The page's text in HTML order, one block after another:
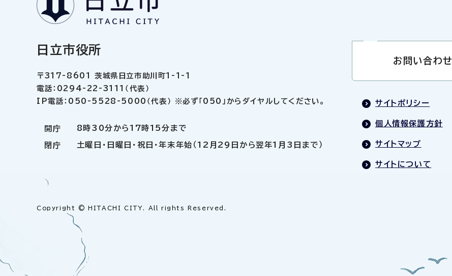
日立市役所
〒317-8601 茨城県日立市助川町1-1-1
電話：0294-22-3111（代表）
IP電話：050-5528-5000（代表） ※必ず「050」からダイヤルしてください。
開庁 8時30分から17時15分まで
閉庁 土曜日・日曜日・祝日・年末年始（12月29日から翌年1月3日まで）
お問い合わせ
サイトポリシー
個人情報保護方針
サイトマップ
サイトについて
Copyright © HITACHI CITY. All rights Reserved.